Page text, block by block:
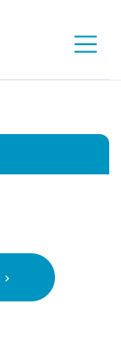
keyboard_arrow_right